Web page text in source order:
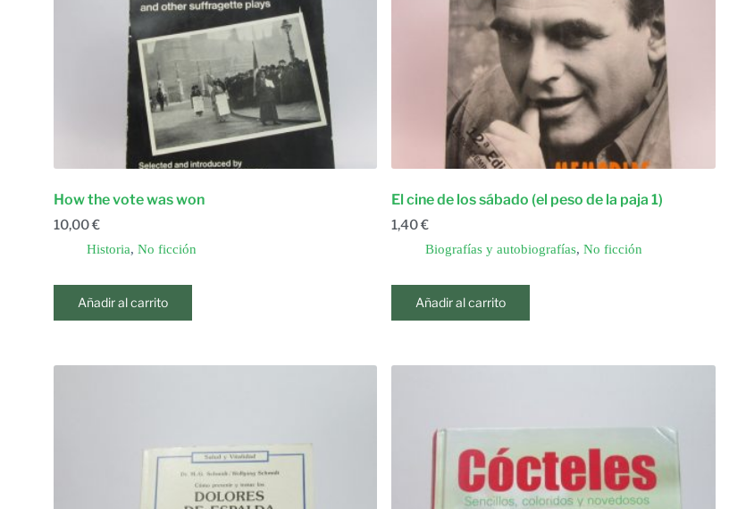
How the vote was won
10,00€
Historia, No ficción
Añadir al carrito
El cine de los sábado (el peso de la paja 1)
1,40€
Biografías y autobiografías, No ficción
Añadir al carrito